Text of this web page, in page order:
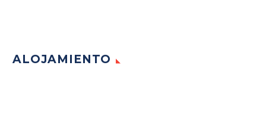
ALOJAMIENTO